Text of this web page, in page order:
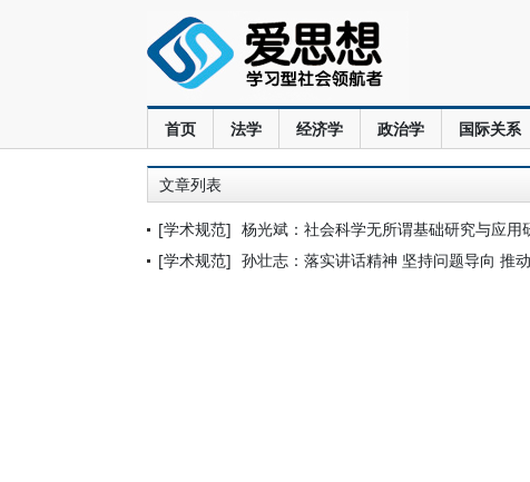
首页 法学 经济学 政治学 国际关系
文章列表
[学术规范] 杨光斌：社会科学无所谓基础研究与应用
[学术规范] 孙壮志：落实讲话精神 坚持问题导向 推